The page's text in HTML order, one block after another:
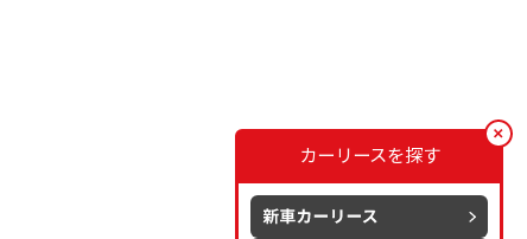
カーリースを探す